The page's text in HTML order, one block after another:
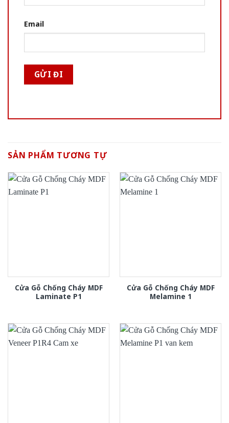
Email
SẢN PHẨM TƯƠNG TỰ
Cửa Gỗ Chống Cháy MDF
Laminate P1
Cửa Gỗ Chống Cháy MDF
Melamine 1